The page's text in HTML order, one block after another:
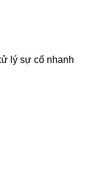
lý sự cố nhanh